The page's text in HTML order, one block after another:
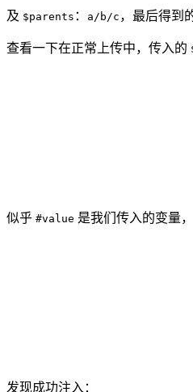
及 $parents ： a/b/c ，最后得到
查看一下在正常上传中，传入的
似乎 #value 是我们传入的变量
发现成功注入：